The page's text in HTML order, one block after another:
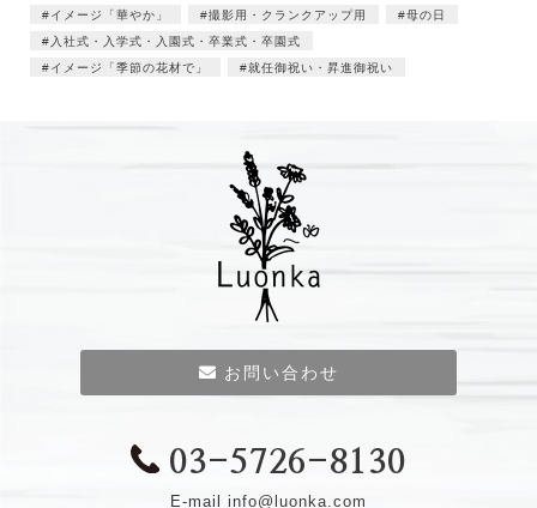
イメージ「華やか」
撮影用・クランクアップ用
母の日
入社式・入学式・入園式・卒業式・卒園式
イメージ「季節の花材で」
就任御祝い・昇進御祝い
お問い合わせ
03-5726-8130
E-mail info@luonka.com